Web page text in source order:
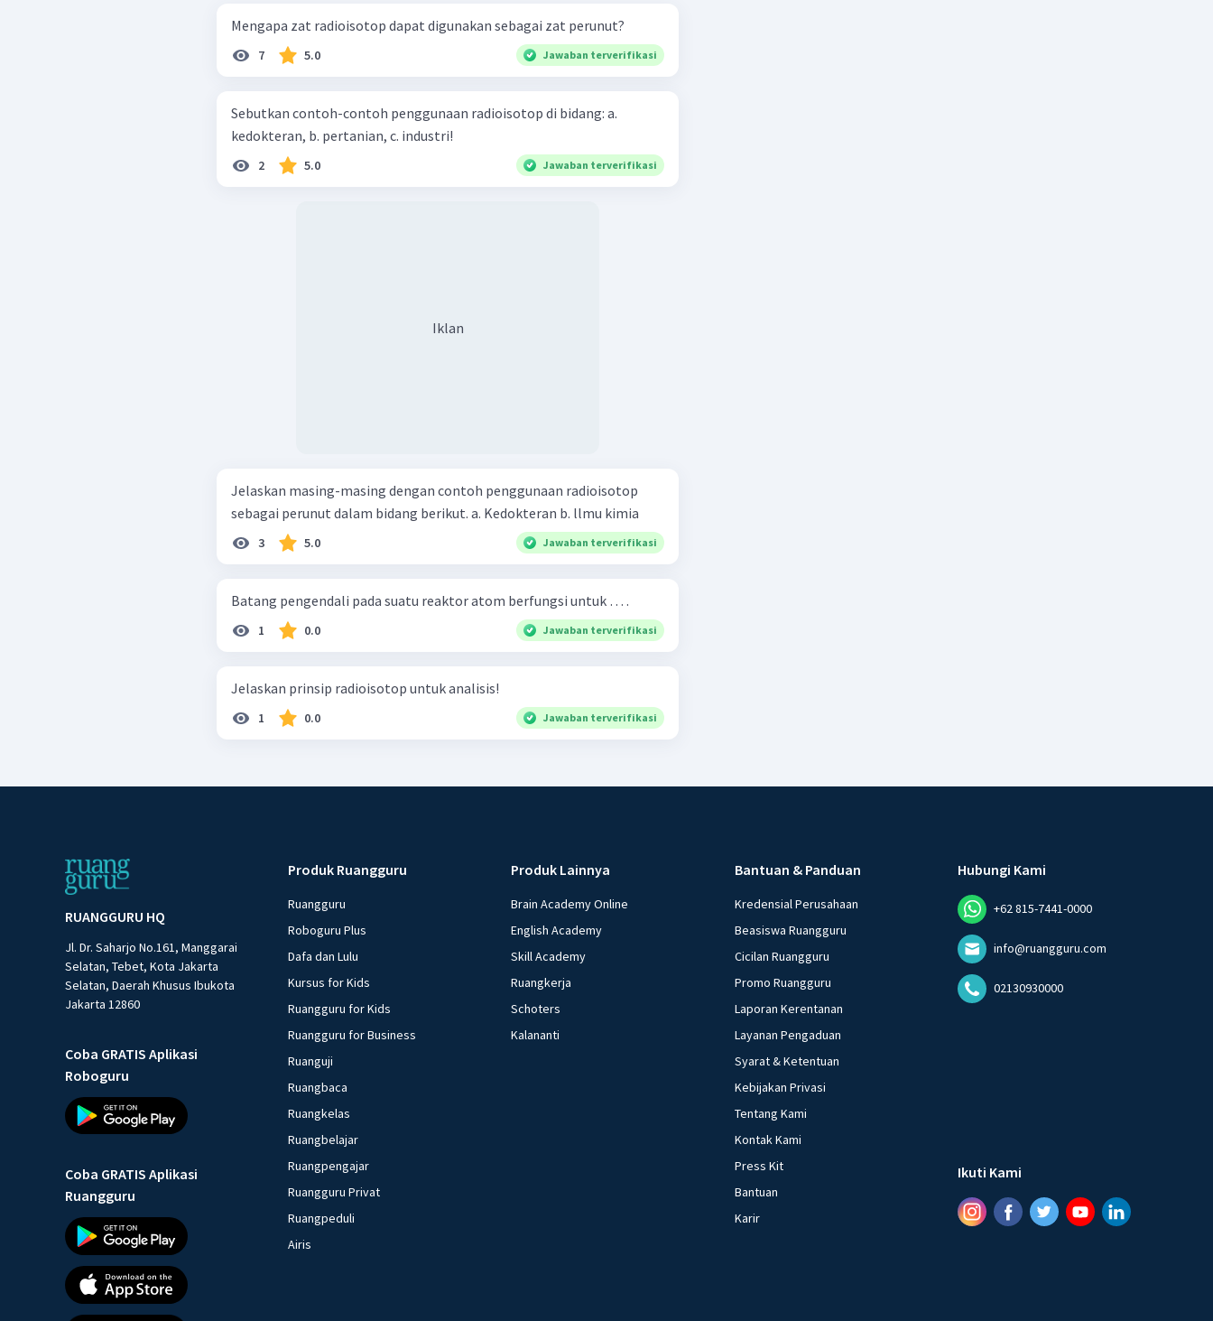
Mengapa zat radioisotop dapat digunakan sebagai zat perunut?
7 5.0 Jawaban terverifikasi
Sebutkan contoh-contoh penggunaan radioisotop di bidang: a.
kedokteran, b. pertanian, c. industri!
2 5.0 Jawaban terverifikasi
Iklan
Jelaskan masing-masing dengan contoh penggunaan radioisotop
sebagai perunut dalam bidang berikut. a. Kedokteran b. llmu kimia
3 5.0 Jawaban terverifikasi
Batang pengendali pada suatu reaktor atom berfungsi untuk … .
1 0.0 Jawaban terverifikasi
Jelaskan prinsip radioisotop untuk analisis!
1 0.0 Jawaban terverifikasi
RUANGGURU HQ
Jl. Dr. Saharjo No.161, Manggarai
Selatan, Tebet, Kota Jakarta
Selatan, Daerah Khusus Ibukota
Jakarta 12860
Coba GRATIS Aplikasi
Roboguru
Coba GRATIS Aplikasi
Ruangguru
Produk Ruangguru
Ruangguru
Roboguru Plus
Dafa dan Lulu
Kursus for Kids
Ruangguru for Kids
Ruangguru for Business
Ruanguji
Ruangbaca
Ruangkelas
Ruangbelajar
Ruangpengajar
Ruangguru Privat
Ruangpeduli
Airis
Produk Lainnya
Brain Academy Online
English Academy
Skill Academy
Ruangkerja
Schoters
Kalananti
Bantuan & Panduan
Kredensial Perusahaan
Beasiswa Ruangguru
Cicilan Ruangguru
Promo Ruangguru
Laporan Kerentanan
Layanan Pengaduan
Syarat & Ketentuan
Kebijakan Privasi
Tentang Kami
Kontak Kami
Press Kit
Bantuan
Karir
Hubungi Kami
+62 815-7441-0000
info@ruangguru.com
02130930000
Ikuti Kami